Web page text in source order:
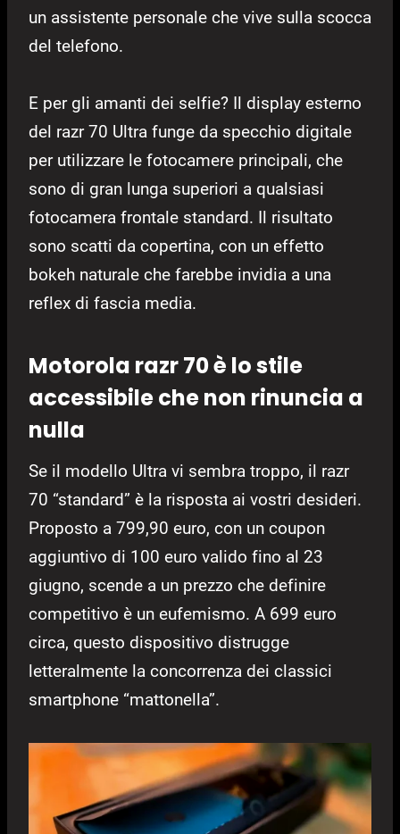
un assistente personale che vive sulla scocca
del telefono.
E per gli amanti dei selfie? Il display esterno
del razr 70 Ultra funge da specchio digitale
per utilizzare le fotocamere principali, che
sono di gran lunga superiori a qualsiasi
fotocamera frontale standard. Il risultato
sono scatti da copertina, con un effetto
bokeh naturale che farebbe invidia a una
reflex di fascia media.
Motorola razr 70 è lo stile
accessibile che non rinuncia a
nulla
Se il modello Ultra vi sembra troppo, il razr
70 “standard” è la risposta ai vostri desideri.
Proposto a 799,90 euro, con un coupon
aggiuntivo di 100 euro valido fino al 23
giugno, scende a un prezzo che definire
competitivo è un eufemismo. A 699 euro
circa, questo dispositivo distrugge
letteralmente la concorrenza dei classici
smartphone “mattonella”.